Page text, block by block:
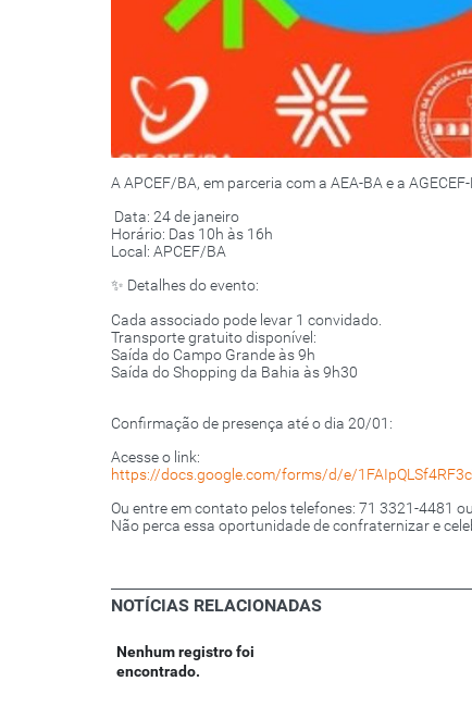
A APCEF/BA, em parceria com a AEA-BA e a
️ Data: 24 de janeiro
Horário: Das 10h às 16h
Local: APCEF/BA
✨ Detalhes do evento:
Cada associado pode levar 1 convidado.
Transporte gratuito disponível:
Saída do Campo Grande às 9h
Saída do Shopping da Bahia às 9h30
Confirmação de presença até o dia 20/01:
Acesse o link:
https://docs.google.com/forms/d/e/
Ou entre em contato pelos telefones: 71 3321-4481
Não perca essa oportunidade de confraternizar e
NOTÍCIAS RELACIONADAS
Nenhum registro foi
encontrado.